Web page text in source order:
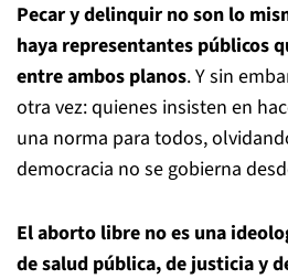
Pecar y delinquir no son lo
haya representantes públicos
entre ambos planos. Y sin
otra vez: quienes insisten en
una norma para todos,
democracia no se gobierna
El aborto libre no es una
de salud pública, de justicia y